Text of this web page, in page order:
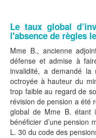
Le taux global
l'absence de règles
Mme B., ancienne
défense et admise à
invalidité, a demandé
octroyée à hauteur du
trop faible au regard de
révision de pension a été
global de Mme B. étant
bénéficier d’une pension
L. 30 du code des